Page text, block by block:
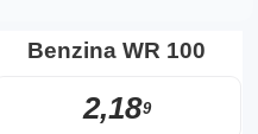
en
la gasolinera Tamoil
Benzina WR 100
2,189